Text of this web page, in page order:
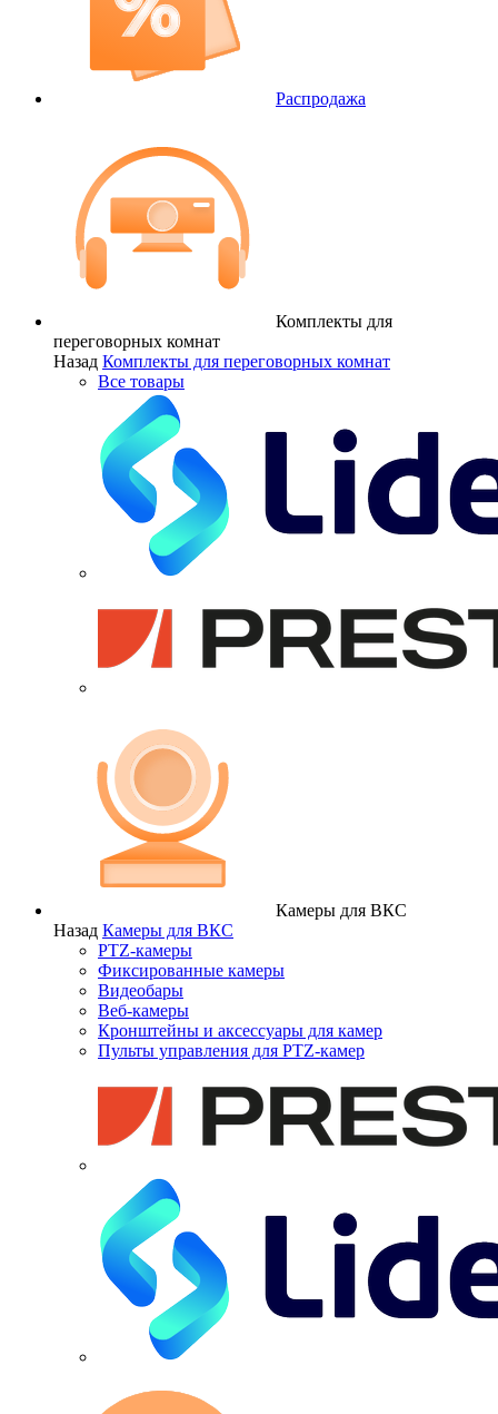
Распродажа
Комплекты для
переговорных комнат
Назад Комплекты для переговорных комнат
Все товары
Камеры для ВКС
Назад Камеры для ВКС
PTZ-камеры
Фиксированные камеры
Видеобары
Веб-камеры
Кронштейны и аксессуары для камер
Пульты управления для PTZ-камер